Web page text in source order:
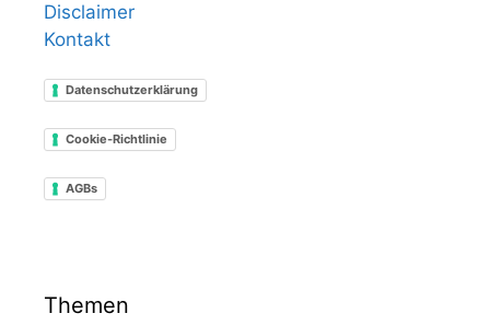
Disclaimer
Kontakt
Datenschutzerklärung
Cookie-Richtlinie
AGBs
Themen